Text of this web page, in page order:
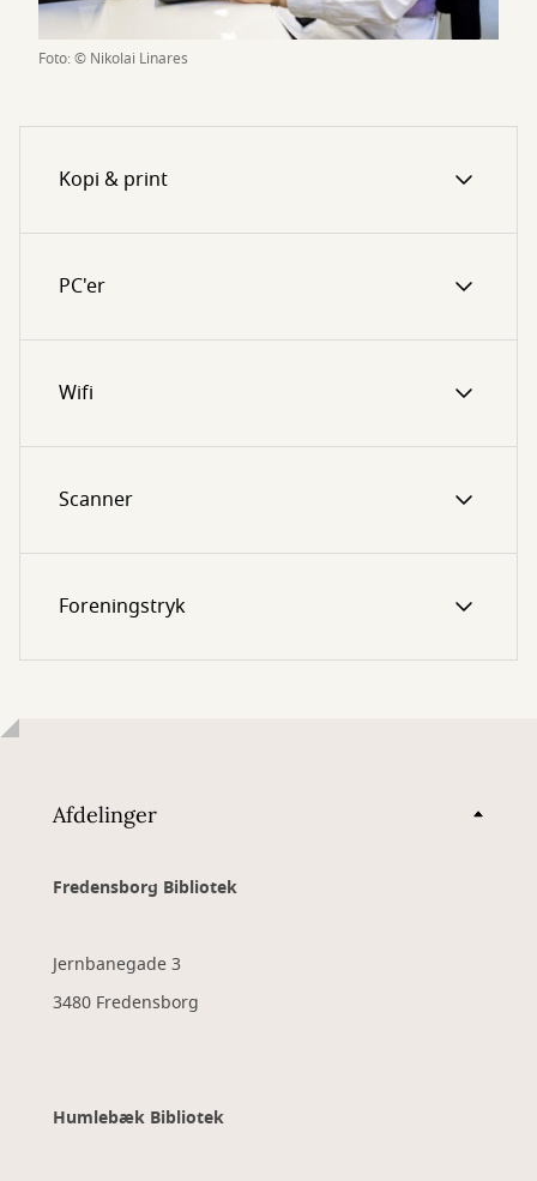
Foto: © Nikolai Linares
Kopi & print
PC'er
Wifi
Scanner
Foreningstryk
Afdelinger
Fredensborg Bibliotek
Jernbanegade 3
3480 Fredensborg
Humlebæk Bibliotek